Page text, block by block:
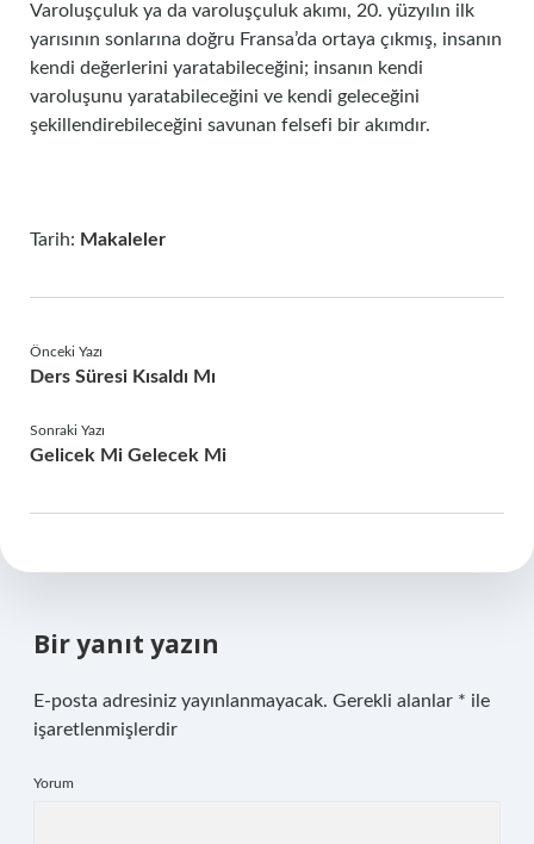
Varoluşçuluk ya da varoluşçuluk akımı, 20. yüzyılın ilk
yarısının sonlarına doğru Fransa’da ortaya çıkmış, insanın
kendi değerlerini yaratabileceğini; insanın kendi
varoluşunu yaratabileceğini ve kendi geleceğini
şekillendirebileceğini savunan felsefi bir akımdır.
Tarih: Makaleler
Önceki Yazı
Ders Süresi Kısaldı Mı
Sonraki Yazı
Gelicek Mi Gelecek Mi
Bir yanıt yazın
E-posta adresiniz yayınlanmayacak. Gerekli alanlar * ile
işaretlenmişlerdir
Yorum